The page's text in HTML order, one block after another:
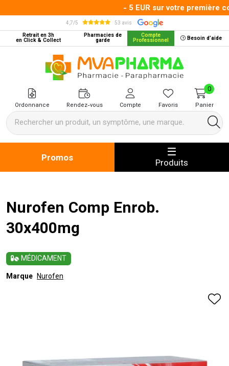
- 5 EUR sur votre première
4,7/5
53 avis
Retrait en 3h
en Click & Collect
Pharmacies de
garde
Compte
Professionnel Besoin d’aide
MVA Pharma Votre pharmacie
Ordonnance Rendez-vous Compte Favoris Panier
0
Promos Produits
Nurofen Comp Enrob.
30x400mg
MÉDICAMENT
Marque Nurofen